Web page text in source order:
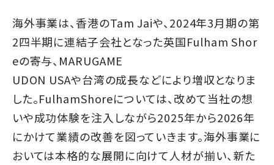
海外事業は、香港のTam Jaiや、2024年3月期の第
2四半期に連結子会社となった英国Fulham Shor
eの寄与、MARUGAME
UDON USAや台湾の成長などにより増収となりま
した。FulhamShoreについては、改めて当社の想
いや成功体験を注入しながら2025年から2026年
にかけて業績の改善を図っていきます。海外事業に
おいては本格的な展開に向けて人材が揃い、新た